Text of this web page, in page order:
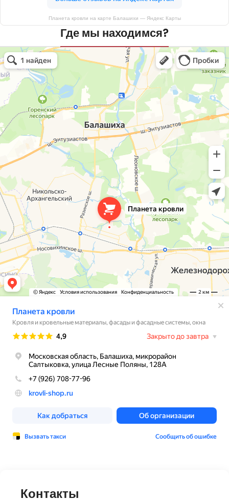
Планета кровли на карте Балашихи — Яндекс Карты
Где мы находимся?
Планета кровли
Кровля и кровельные материалы в Балашихе
Окна в Балашихе
Контакты